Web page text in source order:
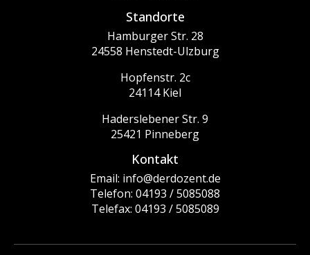
Standorte
Hamburger Str. 28
24558 Henstedt-Ulzburg
Hopfenstr. 2c
24114 Kiel
Haderslebener Str. 9
25421 Pinneberg
Kontakt
Email: info@derdozent.de
Telefon: 04193 / 5085088
Telefax: 04193 / 5085089